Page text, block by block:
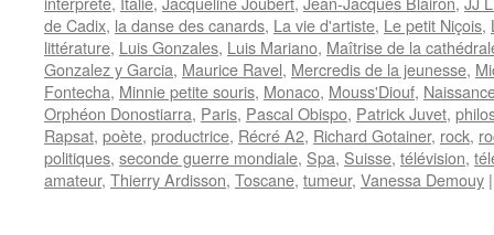
de Cadix, la danse des canards, La vie d'artiste, Le petit Niçois,
littérature, Luis Gonzales, Luis Mariano, Maîtrise de la
Gonzalez y Garcia, Maurice Ravel, Mercredis de la jeunesse,
Fontecha, Minnie petite souris, Monaco, Mouss'Diouf,
Orphéon Donostiarra, Paris, Pascal Obispo, Patrick Juvet,
Rapsat, poète, productrice, Récré A2, Richard Gotainer, rock,
politiques, seconde guerre mondiale, Spa, Suisse, télévision,
amateur, Thierry Ardisson, Toscane, tumeur, Vanessa Demouy |